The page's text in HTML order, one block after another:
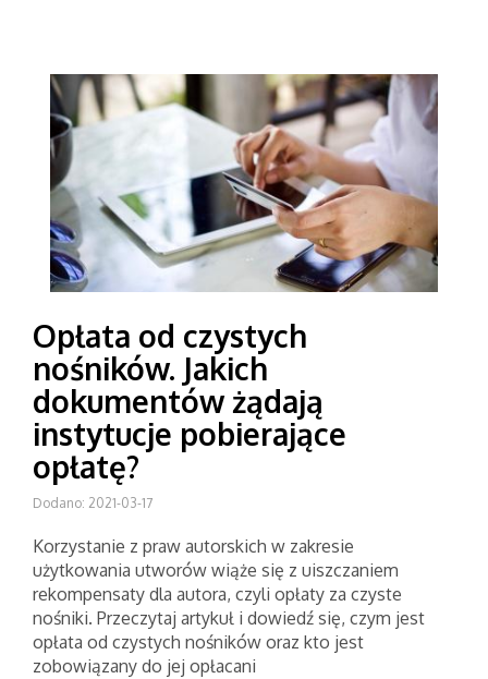
Opłata od czystych
nośników. Jakich
dokumentów żądają
instytucje pobierające
opłatę?
Dodano: 2021-03-17
Korzystanie z praw autorskich w zakresie
użytkowania utworów wiąże się z uiszczaniem
rekompensaty dla autora, czyli opłaty za czyste
nośniki. Przeczytaj artykuł i dowiedź się, czym jest
opłata od czystych nośników oraz kto jest
zobowiązany do jej opłacani